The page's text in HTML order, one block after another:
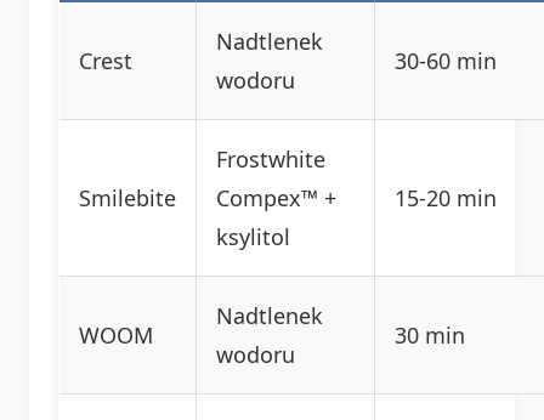
Crest
Nadtlenek
wodoru
30-60 min
Smilebite
Frostwhite
Compex™ +
ksylitol
15-20 min
WOOM
Nadtlenek
wodoru
30 min